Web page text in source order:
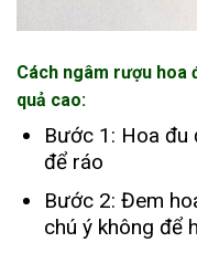
Cách ngâm rượu hoa
quả cao:
Bước 1: Hoa
để ráo
Bước 2: Đem
chú ý không để